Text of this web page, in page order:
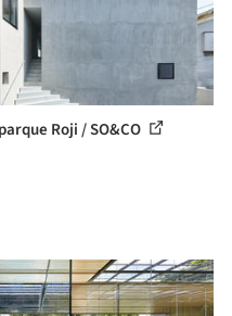
Roji / SO&CO